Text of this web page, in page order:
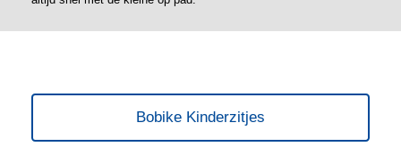
Bobike Kinderzitjes